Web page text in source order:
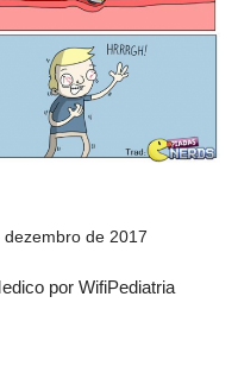
dezembro de 2017
por WifiPediatria